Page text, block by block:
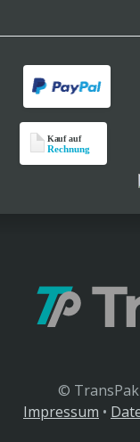
© TransPak
Impressum •